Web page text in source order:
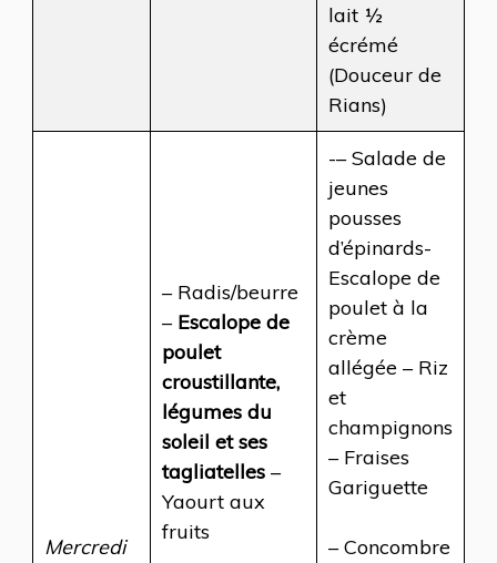
lait ½
écrémé
(Douceur de
Rians)
Mercredi
– Radis/beurre
– Escalope de
poulet
croustillante,
légumes du
soleil et ses
tagliatelles –
Yaourt aux
fruits
-– Salade de
jeunes
pousses
d’épinards-
Escalope de
poulet à la
crème
allégée – Riz
et
champignons
– Fraises
Gariguette
– Concombre